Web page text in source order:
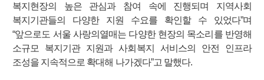
복지현장의 높은 관심과 참여 속에 진행되며 지역사회
복지기관들의 다양한 지원 수요를 확인할 수 있었다”며
“앞으로도 서울 사랑의열매는 다양한 현장의 목소리를 반영해
소규모 복지기관 지원과 사회복지 서비스의 안전 인프라
조성을 지속적으로 확대해 나가겠다”고 말했다.